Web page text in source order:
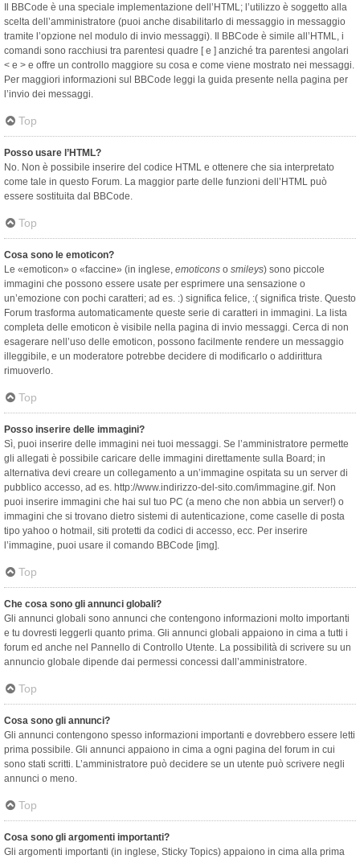
Il BBCode è una speciale implementazione dell’HTML; l’utilizzo è soggetto alla
scelta dell’amministratore (puoi anche disabilitarlo di messaggio in messaggio
tramite l’opzione nel modulo di invio messaggi). Il BBCode è simile all’HTML, i
comandi sono racchiusi tra parentesi quadre [ e ] anziché tra parentesi angolari
< e > e offre un controllo maggiore su cosa e come viene mostrato nei messaggi.
Per maggiori informazioni sul BBCode leggi la guida presente nella pagina per
l’invio dei messaggi.
Top
Posso usare l’HTML?
No. Non è possibile inserire del codice HTML e ottenere che sia interpretato
come tale in questo Forum. La maggior parte delle funzioni dell’HTML può
essere sostituita dal BBCode.
Top
Cosa sono le emoticon?
Le «emoticon» o «faccine» (in inglese, emoticons o smileys) sono piccole
immagini che possono essere usate per esprimere una sensazione o
un’emozione con pochi caratteri; ad es. :) significa felice, :( significa triste. Questo
Forum trasforma automaticamente queste serie di caratteri in immagini. La lista
completa delle emoticon è visibile nella pagina di invio messaggi. Cerca di non
esagerare nell’uso delle emoticon, possono facilmente rendere un messaggio
illeggibile, e un moderatore potrebbe decidere di modificarlo o addirittura
rimuoverlo.
Top
Posso inserire delle immagini?
Sì, puoi inserire delle immagini nei tuoi messaggi. Se l’amministratore permette
gli allegati è possibile caricare delle immagini direttamente sulla Board; in
alternativa devi creare un collegamento a un’immagine ospitata su un server di
pubblico accesso, ad es. http://www.indirizzo-del-sito.com/immagine.gif. Non
puoi inserire immagini che hai sul tuo PC (a meno che non abbia un server!) o
immagini che si trovano dietro sistemi di autenticazione, come caselle di posta
tipo yahoo o hotmail, siti protetti da codici di accesso, ecc. Per inserire
l’immagine, puoi usare il comando BBCode [img].
Top
Che cosa sono gli annunci globali?
Gli annunci globali sono annunci che contengono informazioni molto importanti
e tu dovresti leggerli quanto prima. Gli annunci globali appaiono in cima a tutti i
forum ed anche nel Pannello di Controllo Utente. La possibilità di scrivere su un
annuncio globale dipende dai permessi concessi dall’amministratore.
Top
Cosa sono gli annunci?
Gli annunci contengono spesso informazioni importanti e dovrebbero essere letti
prima possibile. Gli annunci appaiono in cima a ogni pagina del forum in cui
sono stati scritti. L’amministratore può decidere se un utente può scrivere negli
annunci o meno.
Top
Cosa sono gli argomenti importanti?
Gli argomenti importanti (in inglese, Sticky Topics) appaiono in cima alla prima